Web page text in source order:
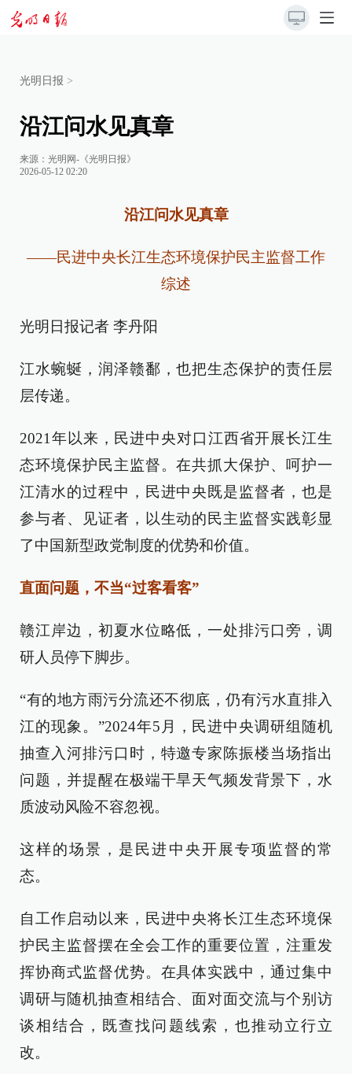
光明日报 >
沿江问水见真章
来源： 光明网-《光明日报》
2026-05-12 02:20
沿江问水见真章
——民进中央长江生态环境保护民主监督工作
综述
光明日报记者 李丹阳
江水蜿蜒，润泽赣鄱，也把生态保护的责任层
层传递。
2021年以来，民进中央对口江西省开展长江生
态环境保护民主监督。在共抓大保护、呵护一
江清水的过程中，民进中央既是监督者，也是
参与者、见证者，以生动的民主监督实践彰显
了中国新型政党制度的优势和价值。
直面问题，不当“过客看客”
赣江岸边，初夏水位略低，一处排污口旁，调
研人员停下脚步。
“有的地方雨污分流还不彻底，仍有污水直排入
江的现象。”2024年5月，民进中央调研组随机
抽查入河排污口时，特邀专家陈振楼当场指出
问题，并提醒在极端干旱天气频发背景下，水
质波动风险不容忽视。
这样的场景，是民进中央开展专项监督的常
态。
自工作启动以来，民进中央将长江生态环境保
护民主监督摆在全会工作的重要位置，注重发
挥协商式监督优势。在具体实践中，通过集中
调研与随机抽查相结合、面对面交流与个别访
谈相结合，既查找问题线索，也推动立行立
改。